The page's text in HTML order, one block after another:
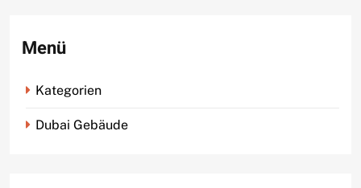
Menü
Kategorien
Dubai Gebäude